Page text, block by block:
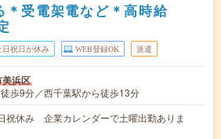
＊受電架電など＊高時給
日祝日が休み WEB登録OK 派遣
浜区
歩9分／西千葉駅から徒歩13分
休み 企業カレンダーで土曜出勤ありま